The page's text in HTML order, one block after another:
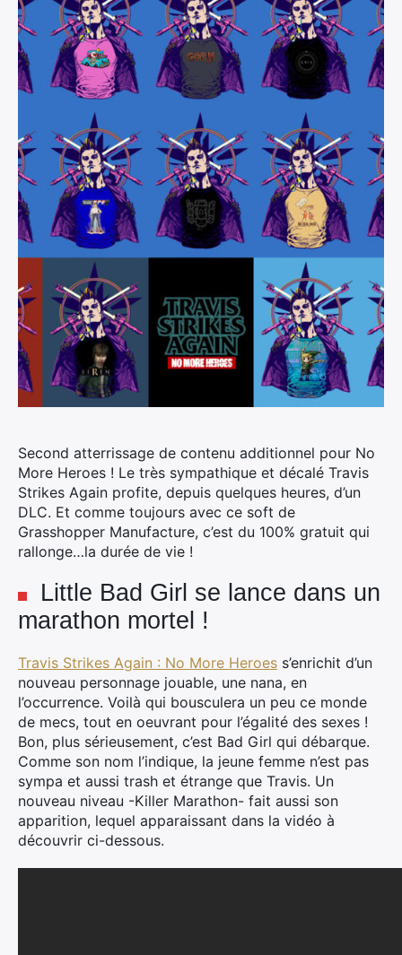
Second atterrissage de contenu additionnel pour No
More Heroes ! Le très sympathique et décalé Travis
Strikes Again profite, depuis quelques heures, d’un
DLC. Et comme toujours avec ce soft de
Grasshopper Manufacture, c’est du 100% gratuit qui
rallonge…la durée de vie !
Little Bad Girl se lance dans un
marathon mortel !
Travis Strikes Again : No More Heroes s’enrichit d’un
nouveau personnage jouable, une nana, en
l’occurrence. Voilà qui bousculera un peu ce monde
de mecs, tout en oeuvrant pour l’égalité des sexes !
Bon, plus sérieusement, c’est Bad Girl qui débarque.
Comme son nom l’indique, la jeune femme n’est pas
sympa et aussi trash et étrange que Travis. Un
nouveau niveau -Killer Marathon- fait aussi son
apparition, lequel apparaissant dans la vidéo à
découvrir ci-dessous.